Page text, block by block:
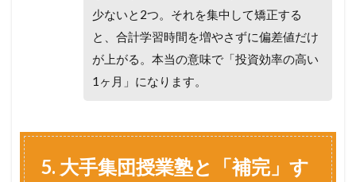
少ないと2つ。それを集中して矯正する
と、合計学習時間を増やさずに偏差値だけ
が上がる。本当の意味で「投資効率の高い
1ヶ月」になります。
5. 大手集団授業塾と「補完」す